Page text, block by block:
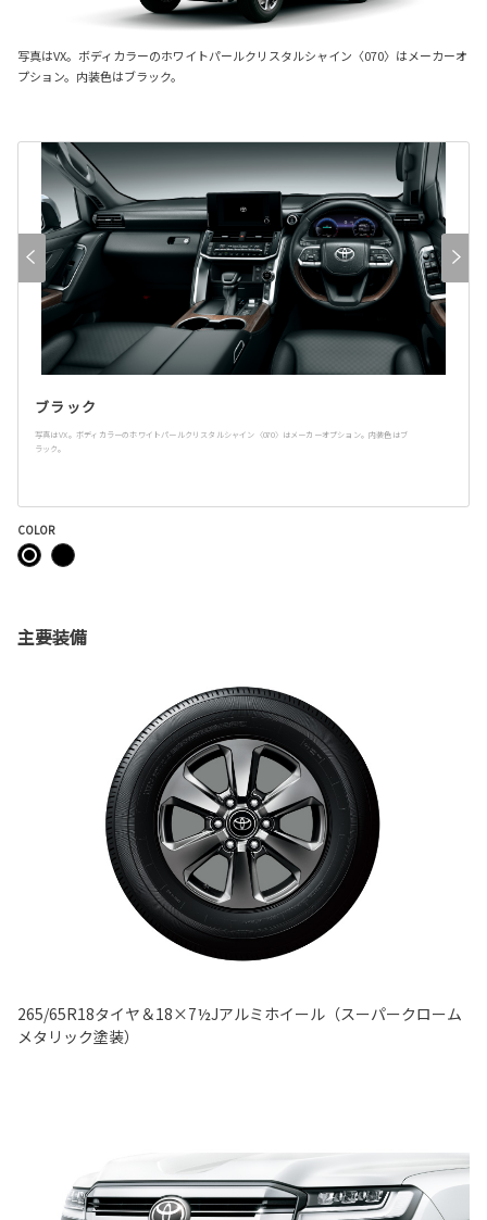
写真はVX。ボディカラーのホワイトパールクリスタルシャイン〈070〉はメーカーオ
プション。内装色はブラック。
ブラック
写真はVX。ボディカラーのホワイトパールクリスタルシャイン〈070〉はメーカーオプション。内装色はブ
ラック。
COLOR
主要装備
265/65R18タイヤ＆18×7½Jアルミホイール（スーパークローム
メタリック塗装）